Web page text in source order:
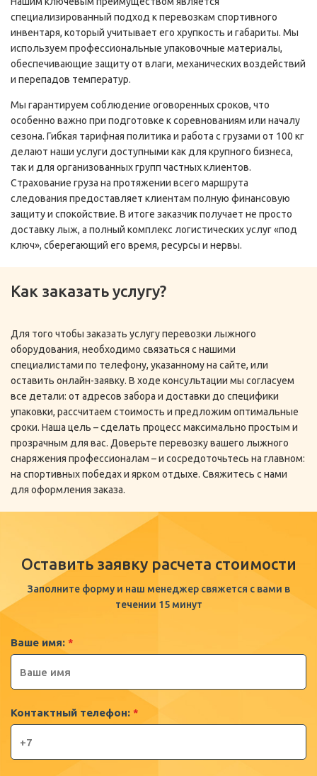
специализированный подход к перевозкам спортивного
инвентаря, который учитывает его хрупкость и габариты. Мы
используем профессиональные упаковочные материалы,
обеспечивающие защиту от влаги, механических воздействий
и перепадов температур.
Мы гарантируем соблюдение оговоренных сроков, что
особенно важно при подготовке к соревнованиям или началу
сезона. Гибкая тарифная политика и работа с грузами от 100 кг
делают наши услуги доступными как для крупного бизнеса,
так и для организованных групп частных клиентов.
Страхование груза на протяжении всего маршрута
следования предоставляет клиентам полную финансовую
защиту и спокойствие. В итоге заказчик получает не просто
доставку лыж, а полный комплекс логистических услуг «под
ключ», сберегающий его время, ресурсы и нервы.
Как заказать услугу?
Для того чтобы заказать услугу перевозки лыжного
оборудования, необходимо связаться с нашими
специалистами по телефону, указанному на сайте, или
оставить онлайн-заявку. В ходе консультации мы согласуем
все детали: от адресов забора и доставки до специфики
упаковки, рассчитаем стоимость и предложим оптимальные
сроки. Наша цель – сделать процесс максимально простым и
прозрачным для вас. Доверьте перевозку вашего лыжного
снаряжения профессионалам – и сосредоточьтесь на главном:
на спортивных победах и ярком отдыхе. Свяжитесь с нами
для оформления заказа.
Оставить заявку расчета стоимости
Заполните форму и наш менеджер свяжется с вами в
течении 15 минут
Ваше имя: *
Контактный телефон: *